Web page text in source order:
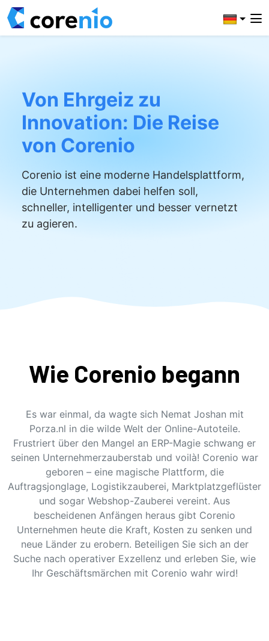
Von Ehrgeiz zu
Innovation: Die Reise
von Corenio
Corenio ist eine moderne Handelsplattform,
die Unternehmen dabei helfen soll,
schneller, intelligenter und besser vernetzt
zu agieren.
Wie Corenio begann
Es war einmal, da wagte sich Nemat Joshan mit
Porza.nl in die wilde Welt der Online-Autoteile.
Frustriert über den Mangel an ERP-Magie schwang er
seinen Unternehmerzauberstab und voilà! Corenio war
geboren – eine magische Plattform, die
Auftragsjonglage, Logistikzauberei, Marktplatzgeflüster
und sogar Webshop-Zauberei vereint. Aus
bescheidenen Anfängen heraus gibt Corenio
Unternehmen heute die Kraft, Kosten zu senken und
neue Länder zu erobern. Beteiligen Sie sich an der
Suche nach operativer Exzellenz und erleben Sie, wie
Ihr Geschäftsmärchen mit Corenio wahr wird!